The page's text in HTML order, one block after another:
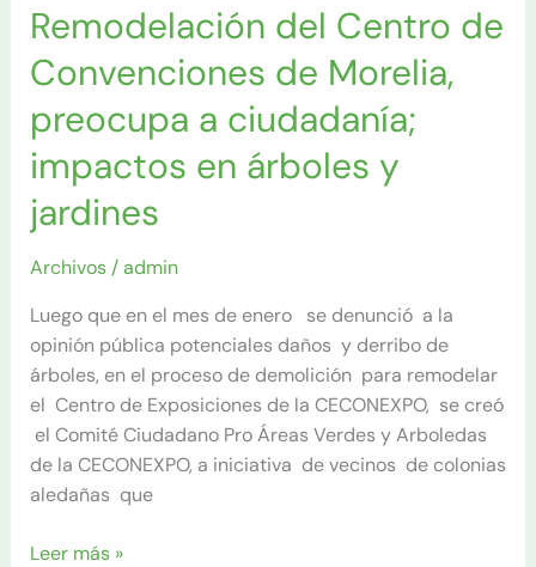
Remodelación del Centro de
Convenciones de Morelia,
preocupa a ciudadanía;
impactos en árboles y
jardines
Archivos/admin
Luego que en el mes de enero se denunció a la
opinión pública potenciales daños y derribo de
árboles, en el proceso de demolición para remodelar
el Centro de Exposiciones de la CECONEXPO, se creó
el Comité Ciudadano Pro Áreas Verdes y Arboledas
de la CECONEXPO, a iniciativa de vecinos de colonias
aledañas que
Remodelación
del
Centro
Convenciones
de
Morelia,
preocupa
a
ciudadanía;
impactos
en
árboles
y
jardines
Leer más »